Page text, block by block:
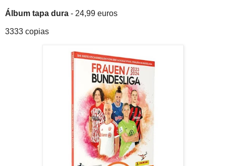
Álbum tapa dura - 24,99 euros
3333 copias